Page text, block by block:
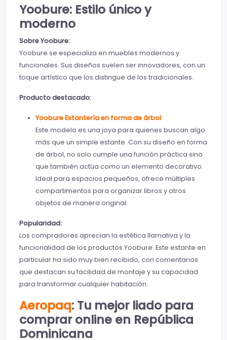
Yoobure: Estilo único y
moderno
Sobre Yoobure:
Yoobure se especializa en muebles modernos y
funcionales. Sus diseños suelen ser innovadores, con un
toque artístico que los distingue de los tradicionales.
Producto destacado:
Yoobure Estantería en forma de árbol
Este modelo es una joya para quienes buscan algo
más que un simple estante. Con su diseño en forma
de árbol, no solo cumple una función práctica sino
que también actúa como un elemento decorativo.
Ideal para espacios pequeños, ofrece múltiples
compartimentos para organizar libros y otros
objetos de manera original.
Popularidad:
Los compradores aprecian la estética llamativa y la
funcionalidad de los productos Yoobure. Este estante en
particular ha sido muy bien recibido, con comentarios
que destacan su facilidad de montaje y su capacidad
para transformar cualquier habitación.
Aeropaq: Tu mejor liado para
comprar online en República
Dominicana